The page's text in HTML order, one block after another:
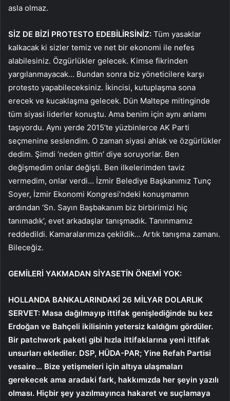
asla olmaz.
SİZ DE BİZİ PROTESTO EDEBİLİRSİNİZ: Tüm yasaklar
kalkacak ki sizler temiz ve net bir ekonomi ile nefes
alabilesiniz. Özgürlükler gelecek. Kimse fikrinden
yargılanmayacak… Bundan sonra biz yöneticilere karşı
protesto yapabileceksiniz. İkincisi, kutuplaşma sona
erecek ve kucaklaşma gelecek. Dün Maltepe mitinginde
tüm siyasi liderler konuştu. Ama benim için aynı anlamı
taşıyordu. Aynı yerde 2015’te yüzbinlerce AK Parti
seçmenine seslendim. O zaman siyasi ahlak ve özgürlükler
dedim. Şimdi ‘neden gittin’ diye soruyorlar. Ben
değişmedim onlar değişti. Ben ilkelerimden taviz
vermedim, onlar verdi… İzmir Belediye Başkanımız Tunç
Soyer, İzmir Ekonomi Kongresi’ndeki konuşmamın
ardından ‘Sn. Sayın Başbakanım biz birbirimizi hiç
tanımadık’, evet arkadaşlar tanışmadık. Tanınmamız
reddedildi. Kamaralarımıza çekildik… Artık tanışma zamanı.
Bileceğiz.
GEMİLERİ YAKMADAN SİYASETİN ÖNEMİ YOK:
HOLLANDA BANKALARINDAKİ 26 MİLYAR DOLARLIK
SERVET: Masa dağılmayıp ittifak genişlediğinde bu kez
Erdoğan ve Bahçeli ikilisinin yetersiz kaldığını gördüler.
Bir patchwork paketi gibi hızla ittifaklarına yeni ittifak
unsurları eklediler. DSP, HÜDA-PAR; Yine Refah Partisi
vesaire… Bize yetişmeleri için altıya ulaşmaları
gerekecek ama aradaki fark, hakkımızda her şeyin yazılı
olması. Hiçbir şey yazılmayınca hakaret ve suçlamaya